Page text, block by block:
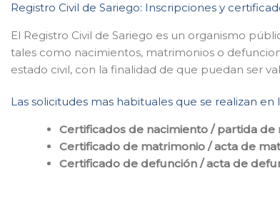
Registro Civil de Sariego: Inscripciones y
El Registro Civil de Sariego es un organismo
tales como nacimientos, matrimonios o
estado civil, con la finalidad de que puedan ser
Las solicitudes mas habituales que se realizan
Certificados de nacimiento / partida de
Certificado de matrimonio / acta de
Certificado de defunción / acta de